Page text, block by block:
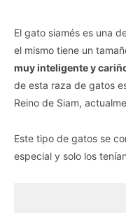
El gato siamés es una
el mismo tiene un
muy inteligente y
de esta raza de gatos
Reino de Siam,
Este tipo de gatos se
especial y solo los